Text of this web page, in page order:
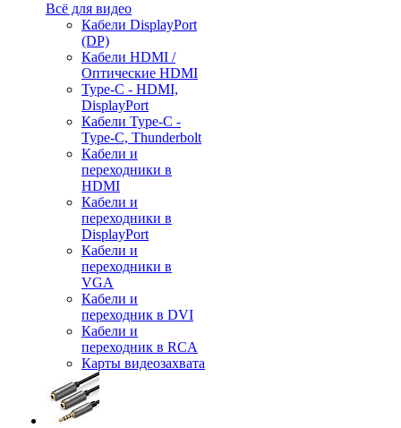
Всё для видео
Кабели DisplayPort
(DP)
Кабели HDMI /
Оптические HDMI
Type-C - HDMI,
DisplayPort
Кабели Type-C -
Type-C, Thunderbolt
Кабели и
переходники в
HDMI
Кабели и
переходники в
DisplayPort
Кабели и
переходники в
VGA
Кабели и
переходник в DVI
Кабели и
переходник в RCA
Карты видеозахвата